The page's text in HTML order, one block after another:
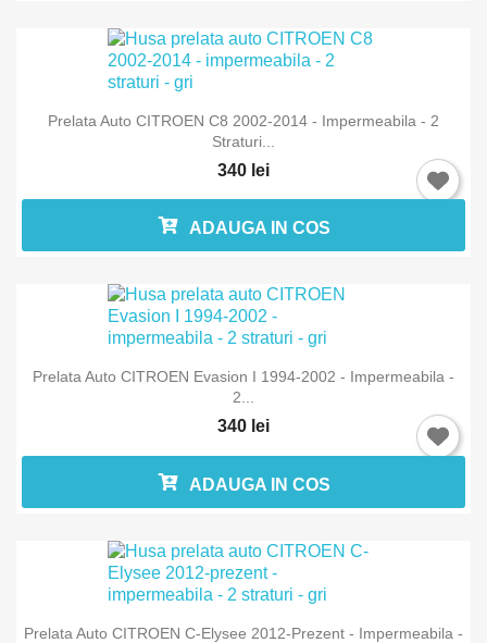
Prelata Auto CITROEN C8 2002-2014 - Impermeabila - 2
Straturi...
340 lei
ADAUGA IN COS
Prelata Auto CITROEN Evasion I 1994-2002 - Impermeabila -
2...
340 lei
ADAUGA IN COS
Prelata Auto CITROEN C-Elysee 2012-Prezent - Impermeabila -
×
Anuleaza Intra in cont